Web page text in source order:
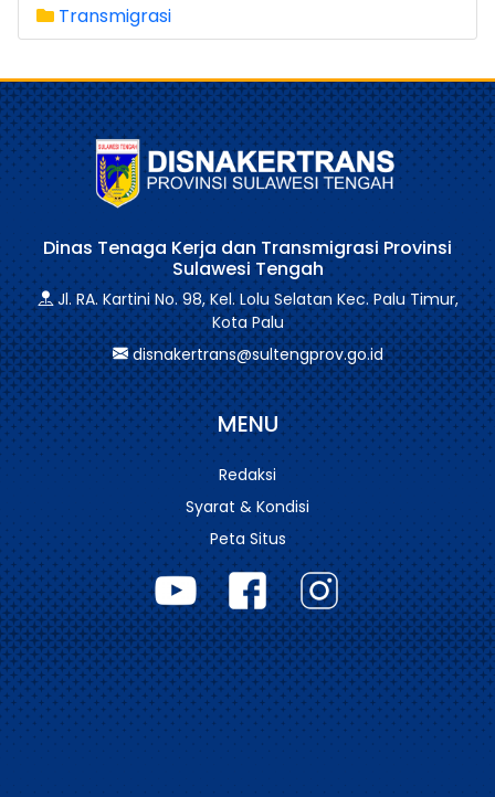
Transmigrasi
Dinas Tenaga Kerja dan Transmigrasi Provinsi
Sulawesi Tengah
Jl. RA. Kartini No. 98, Kel. Lolu Selatan Kec. Palu Timur,
Kota Palu
disnakertrans@sultengprov.go.id
MENU
Redaksi
Syarat & Kondisi
Peta Situs